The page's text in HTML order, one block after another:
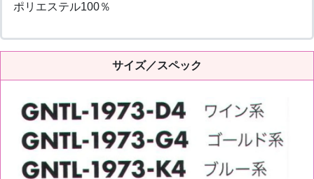
ポリエステル100％
サイズ／スペック